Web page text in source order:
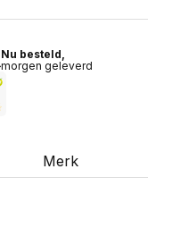
Nu besteld,
morgen geleverd
Merk